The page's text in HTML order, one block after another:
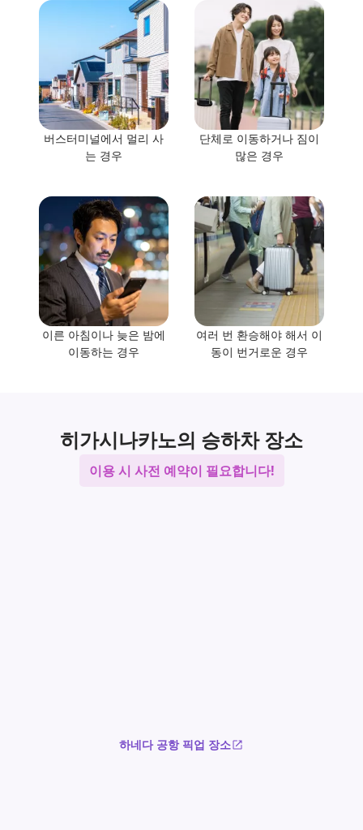
버스터미널에서 멀리 사
는 경우
단체로 이동하거나 짐이
많은 경우
이른 아침이나 늦은 밤에
이동하는 경우
여러 번 환승해야 해서 이
동이 번거로운 경우
히가시나카노의 승하차 장소
이용 시 사전 예약이 필요합니다!
하네다 공항 픽업 장소